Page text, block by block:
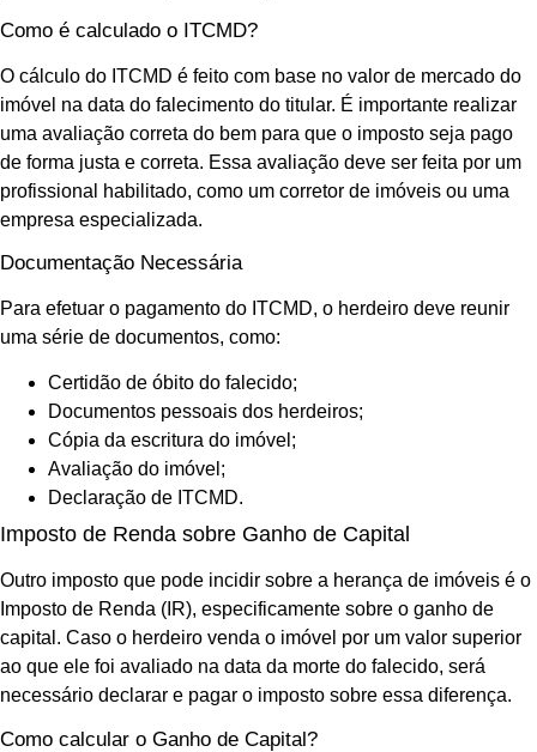
Como é calculado o ITCMD?
O cálculo do ITCMD é feito com base no valor de mercado do
imóvel na data do falecimento do titular. É importante realizar
uma avaliação correta do bem para que o imposto seja pago
de forma justa e correta. Essa avaliação deve ser feita por um
profissional habilitado, como um corretor de imóveis ou uma
empresa especializada.
Documentação Necessária
Para efetuar o pagamento do ITCMD, o herdeiro deve reunir
uma série de documentos, como:
Certidão de óbito do falecido;
Documentos pessoais dos herdeiros;
Cópia da escritura do imóvel;
Avaliação do imóvel;
Declaração de ITCMD.
Imposto de Renda sobre Ganho de Capital
Outro imposto que pode incidir sobre a herança de imóveis é o
Imposto de Renda (IR), especificamente sobre o ganho de
capital. Caso o herdeiro venda o imóvel por um valor superior
ao que ele foi avaliado na data da morte do falecido, será
necessário declarar e pagar o imposto sobre essa diferença.
Como calcular o Ganho de Capital?